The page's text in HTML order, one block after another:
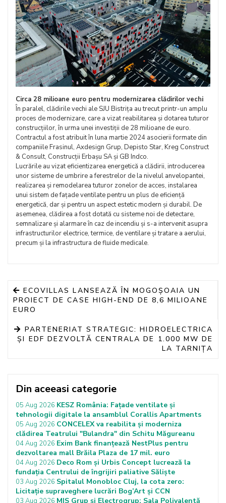
Circa 28 milioane euro pentru modernizarea clădirilor vechi
În paralel, clădirile vechi ale SJU Bistrița au trecut printr-un amplu
proces de modernizare, care a vizat reabilitarea și dotarea tuturor
construcțiilor, în urma unei investiții de 28 milioane de euro.
Contractul a fost atribuit în luna martie 2024 asocierii formate din
companiile Frasinul, Axdesign Grup, Depisto Star, Kreg Construct
& Consult, Construcții Erbașu SA și GB Indco.
Lucrările au vizat eficientizarea energetică a clădirii, introducerea
unor sisteme de umbrire a ferestrelor de la nivelul anvelopantei,
realizarea și remodelarea tuturor zonelor de acces, instalarea
unui sistem de fațade ventilate pentru un plus de eficiență
energetică, dar și pentru un aspect estetic modern și durabil. De
asemenea, clădirea a fost dotată cu sisteme noi de detectare,
semnalizare și alarmare în caz de incendiu și s-a intervenit asupra
infrastructurilor electrice, termice, de ventilare și tratare a aerului,
precum și la infrastructura de fluide medicale.
ECOVILLAS LANSEAZĂ ÎN MOGOȘOAIA UN
PROIECT DE CASE HIGH-END DE 8,6 MILIOANE
EURO
PARTENERIAT STRATEGIC: HIDROELECTRICA
ȘI EDF DEZVOLTĂ CENTRALA DE 1.000 MW DE
LA TARNIȚA
Din aceeasi categorie
05 Aug 2026 KESZ România: Fațade ventilate și
tehnologii digitale la ansamblul Corallis Apartments
05 Aug 2026 CONCELEX va reabilita și moderniza
clădirea Teatrului "Bulandra" din Schitu Măgureanu
04 Aug 2026 Exim Bank finanțează NestPlus pentru
dezvoltarea mall Brăila Plaza de 17 mil. euro
04 Aug 2026 Deco Rom și Urbis Concept lucrează la
fundația Centrului de îngrijiri paliative Săliște
03 Aug 2026 Spitalul Monobloc Cluj, la cota zero:
Licitație supraveghere lucrări Bog’Art și CCN
MIS Grup și Electrogrup: Sala Polivalentă